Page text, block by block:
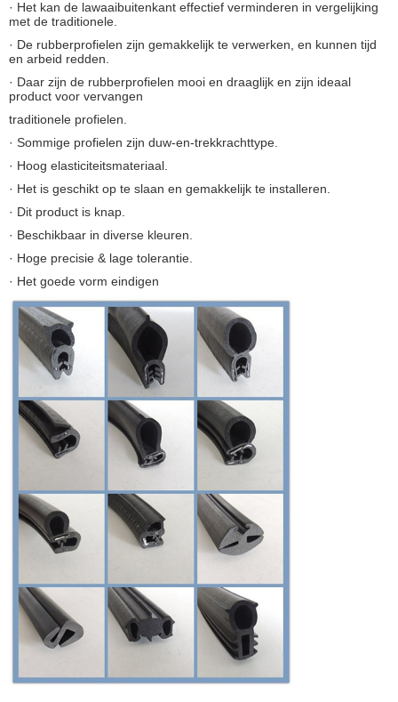
· Het kan de lawaaibuitenkant effectief verminderen in vergelijking
met de traditionele.
· De rubberprofielen zijn gemakkelijk te verwerken, en kunnen tijd
en arbeid redden.
· Daar zijn de rubberprofielen mooi en draaglijk en zijn ideaal
product voor vervangen
traditionele profielen.
· Sommige profielen zijn duw-en-trekkrachttype.
· Hoog elasticiteitsmateriaal.
· Het is geschikt op te slaan en gemakkelijk te installeren.
· Dit product is knap.
· Beschikbaar in diverse kleuren.
· Hoge precisie & lage tolerantie.
· Het goede vorm eindigen